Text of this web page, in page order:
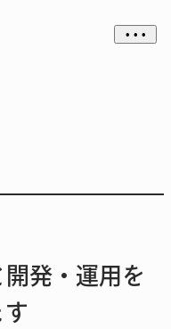
• • •
発・運用を
す